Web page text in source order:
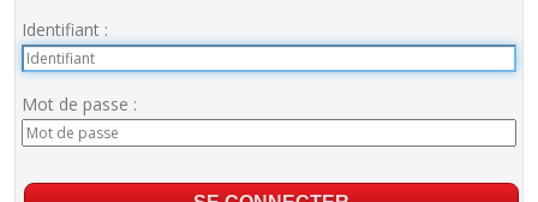
Identifiant :
Mot de passe :